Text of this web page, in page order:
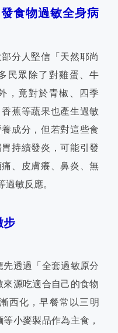
食物過敏全身病
分人堅信「天然耶尚
民眾除了對雞蛋、牛
，竟對於青椒、四季
蕉等蔬果也產生過敏
成分，但若對這些食
持續發炎，可能引發
、皮膚癢、鼻炎、無
敏反應。
步
透過「全套過敏原分
源吃適合自己的食物
西化，早餐常以三明
小麥製品作為主食，